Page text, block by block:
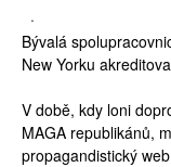
·
Bývalá
New Yorku
V době, kdy loni
MAGA republikánů,
propagandistický